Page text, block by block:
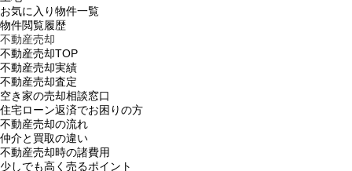
お気に入り物件一覧
物件閲覧履歴
不動産売却
不動産売却TOP
不動産売却実績
不動産売却査定
空き家の売却相談窓口
住宅ローン返済でお困りの方
不動産売却の流れ
仲介と買取の違い
不動産売却時の諸費用
少しでも高く売るポイント